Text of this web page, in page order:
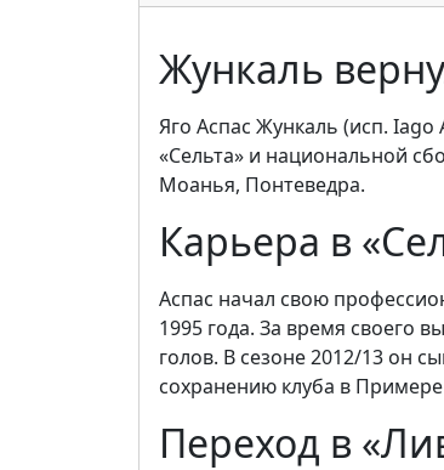
Жункаль
Яго Аспас Жункаль (исп. Iago
«Сельта» и национальной
Моанья, Понтеведра.
Карьера в
Аспас начал свою
1995 года. За время своего
голов. В сезоне 2012/13 он
сохранению клуба в
Переход в